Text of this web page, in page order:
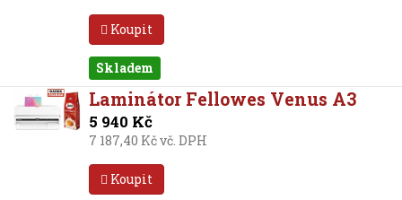
Koupit
Skladem
Laminátor Fellowes Venus A3
5 940 Kč
7 187,40 Kč vč. DPH
Koupit